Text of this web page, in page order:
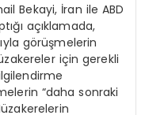
Bekayi, İran ile ABD
açıklamada,
görüşmelerin
için gerekli
“daha sonraki